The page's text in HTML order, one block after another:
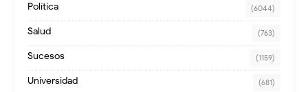
Política (6044)
Salud (763)
Sucesos (1159)
Universidad (681)